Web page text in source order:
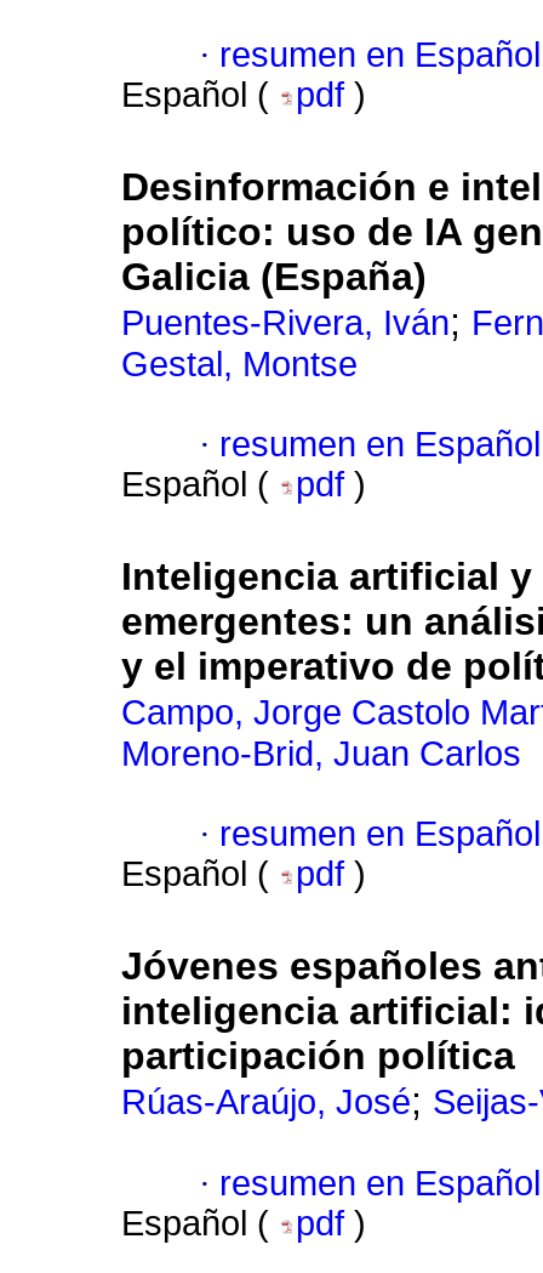
· resumen en Español
Español (
pdf )
Desinformación e
político: uso de IA
Galicia (España)
Puentes-Rivera, Iván;
Gestal, Montse
· resumen en Español
Español (
pdf )
Inteligencia artificial
emergentes: un
y el imperativo de
Campo, Jorge Castolo
Moreno-Brid, Juan Carlos
· resumen en Español
Español (
pdf )
Jóvenes españoles
inteligencia artificial:
participación política
Rúas-Araújo, José;
· resumen en Español
Español (
pdf )